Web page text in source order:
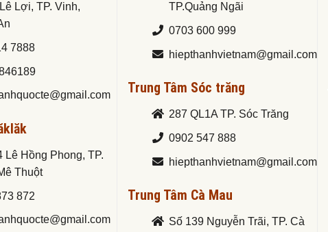
Lợi, TP. Vinh,
7888
Lê Hồng Phong, TP.
Thuột
872
TP.Quảng Ngãi
0703 600 999
hiepthanhvietnam@gmail.com
Trung Tâm Sóc trăng
287 QL1A TP. Sóc Trăng
0902 547 888
hiepthanhvietnam@gmail.com
Trung Tâm Cà Mau
Số 139 Nguyễn Trãi, TP. Cà